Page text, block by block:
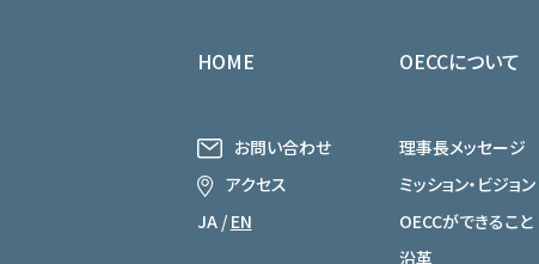
HOME
お問い合わせ
アクセス
JA/ EN
OECCについて
理事長メッセージ
ミッション・ビジョン
OECCができること
沿革